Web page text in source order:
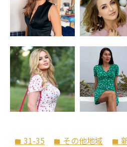
folder 31-35 folder その他地域 folder